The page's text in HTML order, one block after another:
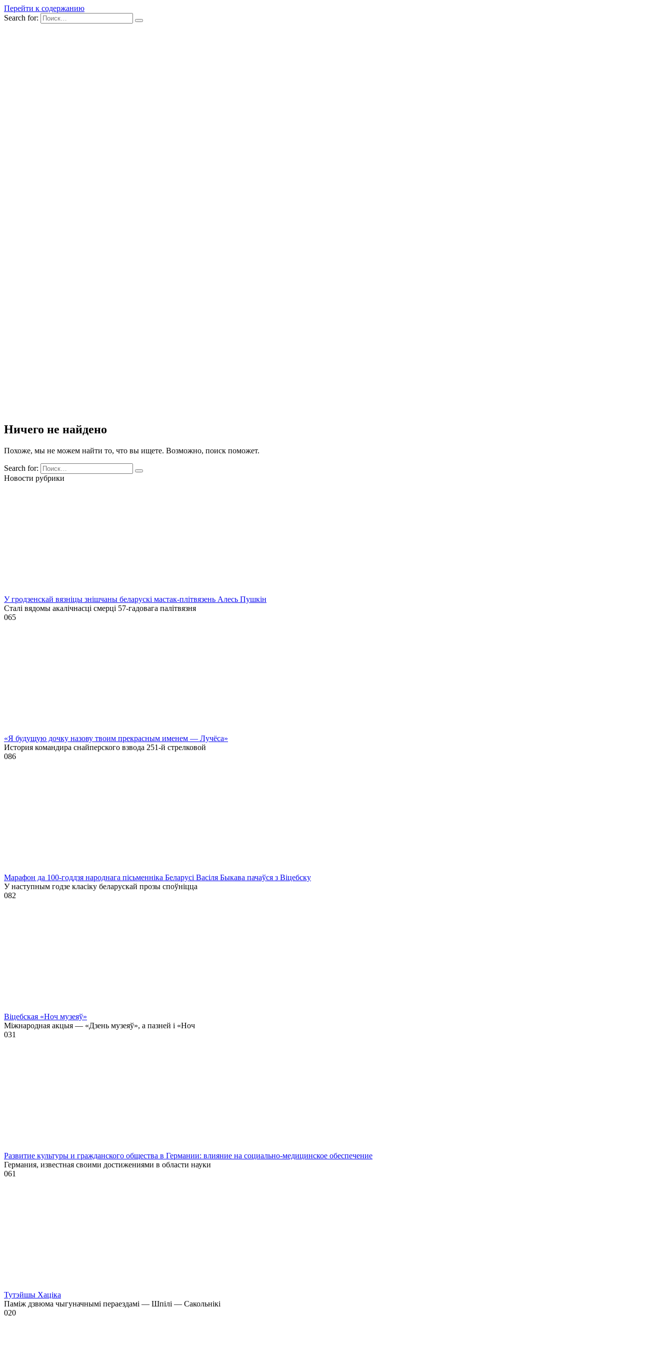
Перейти к содержанию
Search for:
Ничего не найдено
Похоже, мы не можем найти то, что вы ищете. Возможно, поиск поможет.
Search for:
Новости рубрики
У гродзенскай вязніцы знішчаны беларускі мастак-плітвязень Алесь Пушкін
Сталі вядомы акалічнасці смерці 57-гадовага палітвязня
065
«Я будущую дочку назову твоим прекрасным именем — Лучёса»
История командира снайперского взвода 251-й стрелковой
086
Марафон да 100-годдзя народнага пісьменніка Беларусі Васіля Быкава пачаўся з Віцебску
У наступным годзе класіку беларускай прозы споўніцца
082
Віцебская «Ноч музеяў»
Міжнародная акцыя — «Дзень музеяў», а пазней і «Ноч
031
Развитие культуры и гражданского общества в Германии: влияние на социально-медицинское обеспечение
Германия, известная своими достижениями в области науки
061
Тутэйшы Хаціка
Паміж дзвюма чыгуначнымі пераездамі — Шпілі — Сакольнікі
020